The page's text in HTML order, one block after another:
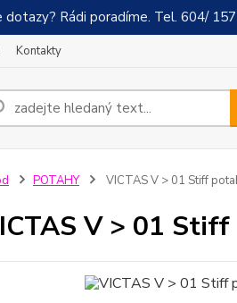
dotazy? Rádi poradíme. Tel. 604/
Kontakty
POTAHY VICTAS V > 01 Stiff
V > 01